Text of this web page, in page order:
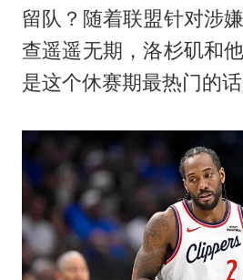
留队？随着联盟针对涉
查遥遥无期，洛杉矶和
是这个休赛期最热门的话